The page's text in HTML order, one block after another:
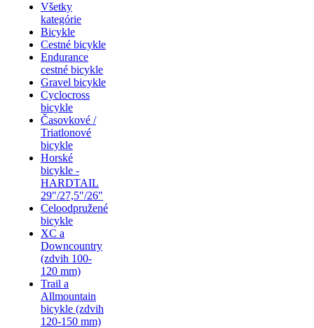
Všetky
kategórie
Bicykle
Cestné bicykle
Endurance
cestné bicykle
Gravel bicykle
Cyclocross
bicykle
Časovkové /
Triatlonové
bicykle
Horské
bicykle -
HARDTAIL
29"/27,5"/26"
Celoodpružené
bicykle
XC a
Downcountry
(zdvih 100-
120 mm)
Trail a
Allmountain
bicykle (zdvih
120-150 mm)